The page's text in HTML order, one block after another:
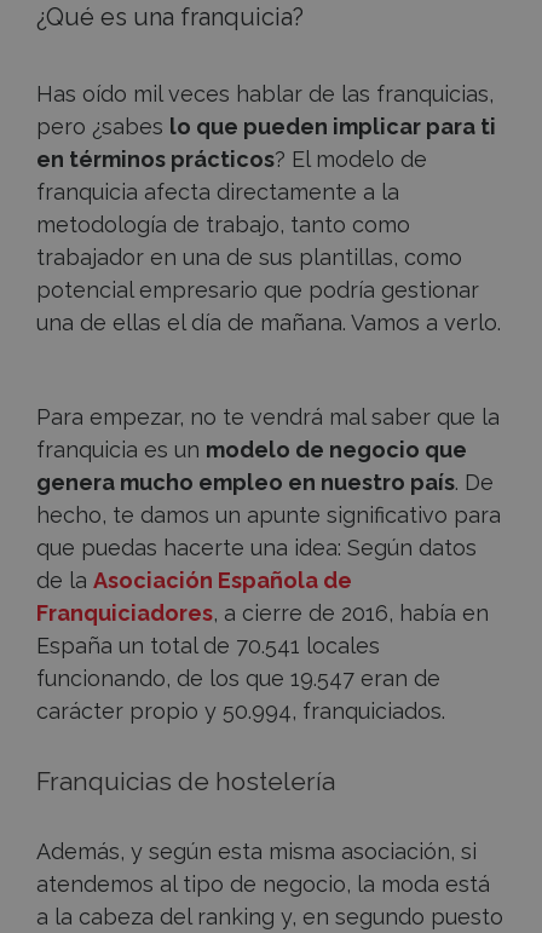
¿Qué es una franquicia?
Has oído mil veces hablar de las franquicias,
pero ¿sabes lo que pueden implicar para ti
en términos prácticos? El modelo de
franquicia afecta directamente a la
metodología de trabajo, tanto como
trabajador en una de sus plantillas, como
potencial empresario que podría gestionar
una de ellas el día de mañana. Vamos a verlo.
Para empezar, no te vendrá mal saber que la
franquicia es un modelo de negocio que
genera mucho empleo en nuestro país. De
hecho, te damos un apunte significativo para
que puedas hacerte una idea: Según datos
de la Asociación Española de
Franquiciadores, a cierre de 2016, había en
España un total de 70.541 locales
funcionando, de los que 19.547 eran de
carácter propio y 50.994, franquiciados.
Franquicias de hostelería
Además, y según esta misma asociación, si
atendemos al tipo de negocio, la moda está
a la cabeza del ranking y, en segundo puesto